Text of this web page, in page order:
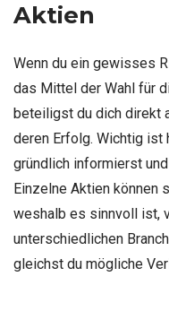
Aktien
Wenn du ein gewisses
das Mittel der Wahl für
beteiligst du dich direkt
deren Erfolg. Wichtig ist
gründlich informierst
Einzelne Aktien können
weshalb es sinnvoll ist,
unterschiedlichen
gleichst du mögliche